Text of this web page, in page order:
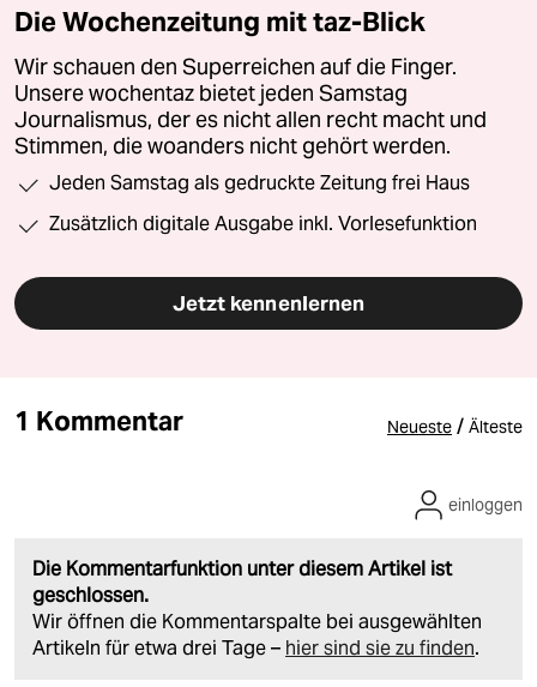
Die Wochenzeitung mit taz-Blick
Wir schauen den Superreichen auf die Finger.
Unsere wochentaz bietet jeden Samstag
Journalismus, der es nicht allen recht macht und
Stimmen, die woanders nicht gehört werden.
Jeden Samstag als gedruckte Zeitung frei Haus
Zusätzlich digitale Ausgabe inkl. Vorlesefunktion
Jetzt kennenlernen
1 Kommentar Neueste / Älteste
Die Kommentarfunktion unter diesem Artikel ist
geschlossen.
Wir öffnen die Kommentarspalte bei ausgewählten
Artikeln für etwa drei Tage – hier sind sie zu finden.
einloggen